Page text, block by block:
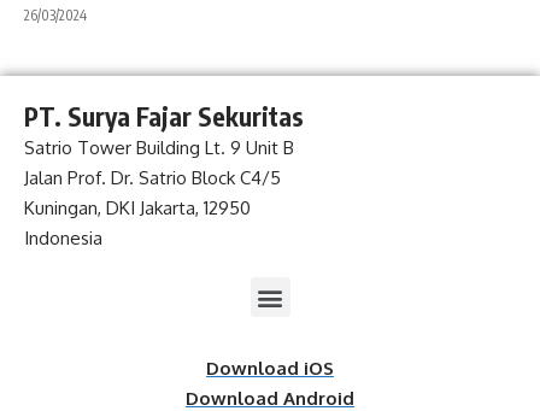
26/03/2024
PT. Surya Fajar Sekuritas
Satrio Tower Building Lt. 9 Unit B
Jalan Prof. Dr. Satrio Block C4/5
Kuningan, DKI Jakarta, 12950
Indonesia
Download iOS
Download Android